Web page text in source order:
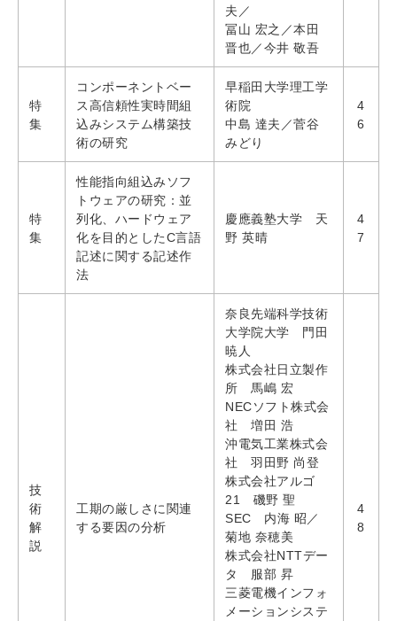
夫／
冨山 宏之／本田
晋也／今井 敬吾
特
集
コンポーネントベー
ス高信頼性実時間組
込みシステム構築技
術の研究
早稲田大学理工学
術院
中島 達夫／菅谷
みどり
4
6
特
集
性能指向組込みソフ
トウェアの研究：並
列化、ハードウェア
化を目的としたC言語
記述に関する記述作
法
慶應義塾大学 天
野 英晴
4
7
技
術
解
説
工期の厳しさに関連
する要因の分析
奈良先端科学技術
大学院大学 門田
暁人
株式会社日立製作
所 馬嶋 宏
NECソフト株式会
社 増田 浩
沖電気工業株式会
社 羽田野 尚登
株式会社アルゴ
21 磯野 聖
SEC 内海 昭／
菊地 奈穂美
株式会社NTTデー
タ 服部 昇
三菱電機インフォ
メーションシステ
4
8